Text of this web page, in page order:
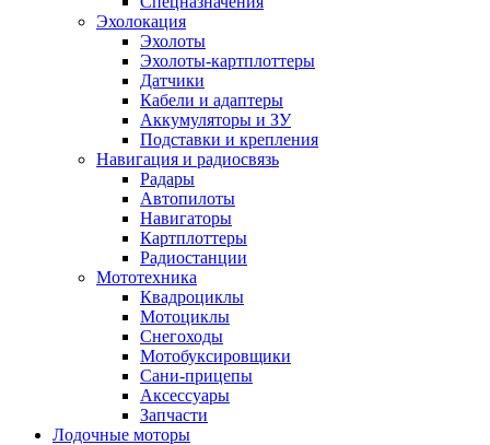
Эхолокация
Эхолоты
Эхолоты-картплоттеры
Датчики
Кабели и адаптеры
Аккумуляторы и ЗУ
Подставки и крепления
Навигация и радиосвязь
Радары
Автопилоты
Навигаторы
Картплоттеры
Радиостанции
Мототехника
Квадроциклы
Мотоциклы
Снегоходы
Мотобуксировщики
Сани-прицепы
Аксессуары
Запчасти
Лодочные моторы